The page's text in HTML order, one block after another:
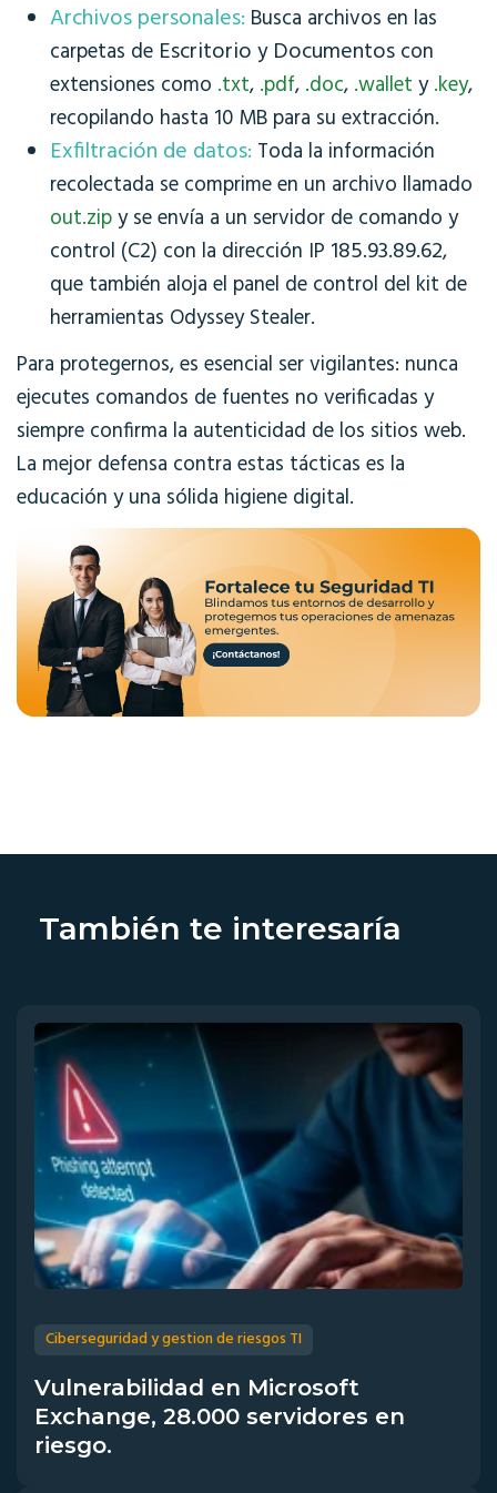
Archivos personales: Busca archivos en las
carpetas de Escritorio y Documentos con
extensiones como .txt, .pdf, .doc, .wallet y.key,
recopilando hasta 10 MB para su extracción.
Exfiltración de datos: Toda la información
recolectada se comprime en un archivo llamado
out.zipy se envía a un servidor de comando y
control (C2) con la dirección IP 185.93.89.62,
que también aloja el panel de control del kit de
herramientas Odyssey Stealer.
Para protegernos, es esencial ser vigilantes: nunca
ejecutes comandos de fuentes no verificadas y
siempre confirma la autenticidad de los sitios web.
La mejor defensa contra estas tácticas es la
educación y una sólida higiene digital.
También te interesaría
Ciberseguridad y gestion de riesgos TI
Vulnerabilidad en Microsoft
Exchange, 28.000 servidores en
riesgo.